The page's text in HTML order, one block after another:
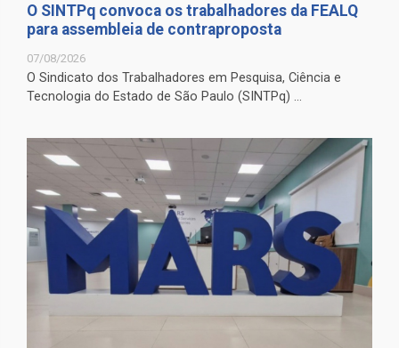
O SINTPq convoca os trabalhadores da FEALQ
para assembleia de contraproposta
07/08/2026
O Sindicato dos Trabalhadores em Pesquisa, Ciência e
Tecnologia do Estado de São Paulo (SINTPq) ...